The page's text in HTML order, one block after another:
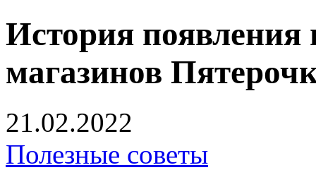
История появления
магазинов
21.02.2022
Полезные советы